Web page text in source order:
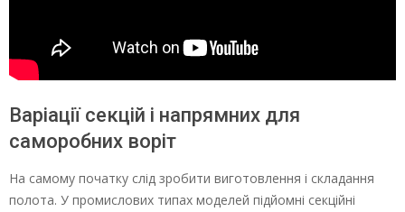
Варіації секцій і напрямних для
саморобних воріт
На самому початку слід зробити виготовлення і складання
полота. У промислових типах моделей підйомні секційні